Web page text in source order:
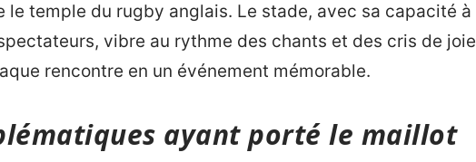
le temple du rugby anglais. Le stade, avec sa capacité à
vibre au rythme des chants et des cris de joie
rencontre en un événement mémorable.
ayant porté le maillot